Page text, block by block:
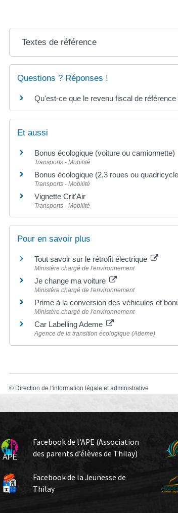
Textes de référence
Questions ? Réponses !
Qu'est-ce que le revenu fiscal de référence
Et aussi
Bonus écologique (voiture ou camionnette)
Transports - Mobilité
Bonus écologique (2,3 roues ou
Transports - Mobilité
Vignette Crit'Air
Transports - Mobilité
Pour en savoir plus
Tout savoir sur le rétrofit électrique
Ministère chargé de l'environnement
Je change ma voiture
Ministère chargé de l'environnement
Prime à la conversion des véhicules et
Ministère chargé de l'environnement
Car Labelling Ademe
Agence de la transition écologique (Ademe)
© Direction de l'information légale et administrative
Facebook de l’APE (Association
des parents d’élèves de Thilay)
Facebook de la Jeunesse de
Thilay